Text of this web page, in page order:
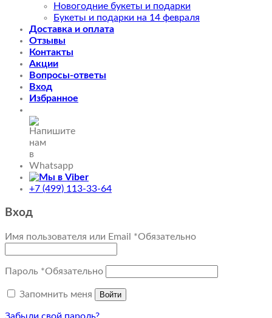
Новогодние букеты и подарки
Букеты и подарки на 14 февраля
Доставка и оплата
Отзывы
Контакты
Акции
Вопросы-ответы
Вход
Избранное
+7 (499) 113-33-64
Вход
Имя пользователя или Email *Обязательно
Пароль *Обязательно
Запомнить меня Войти